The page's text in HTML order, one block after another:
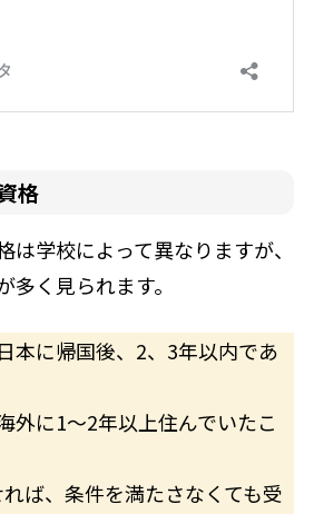
格
は学校によって異なりますが、
く見られます。
本に帰国後、2、3年以内であ
外に1〜2年以上住んでいたこ
ば、条件を満たさなくても受